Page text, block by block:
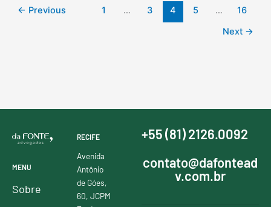
← Previous 1 … 3 4 5 …
16
Next →
MENU
Sobre
RECIFE
Avenida
Antônio
de Góes,
60, JCPM
+55 (81) 2126.0092
contato@dafontead
v.com.br